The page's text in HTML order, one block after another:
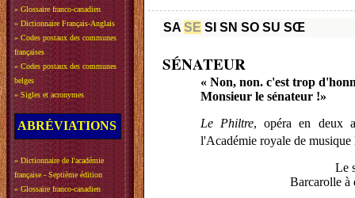
» Glossaire franco-canadien
» Dictionnaire Français-Anglais
» Codes postaux des communes
françaises
» Codes postaux des communes
belges
» Sigles et acronymes
ABRÉVIATIONS
» Dictionnaire de l'académie
française - Septième édition
» Glossaire franco-canadien
SA SE SI SN SO SU SŒ
SÉNATEUR
« Non, non. c'est trop
Monsieur le sénateur !»
Le Philtre, opéra en deux
l'Académie royale de
Le
Barcarolle à